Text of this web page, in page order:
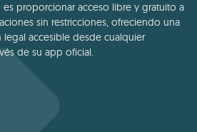
proporcionar acceso libre y gratuito a
sin restricciones, ofreciendo una
accesible desde cualquier
de su app oficial.